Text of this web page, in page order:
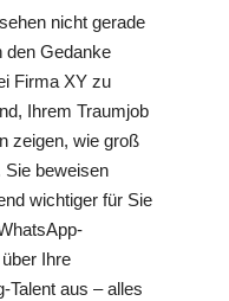
nicht gerade
den Gedanke
Firma XY zu
Ihrem Traumjob
zeigen, wie groß
Sie beweisen
wichtiger für Sie
Ihre
Talent aus – alles